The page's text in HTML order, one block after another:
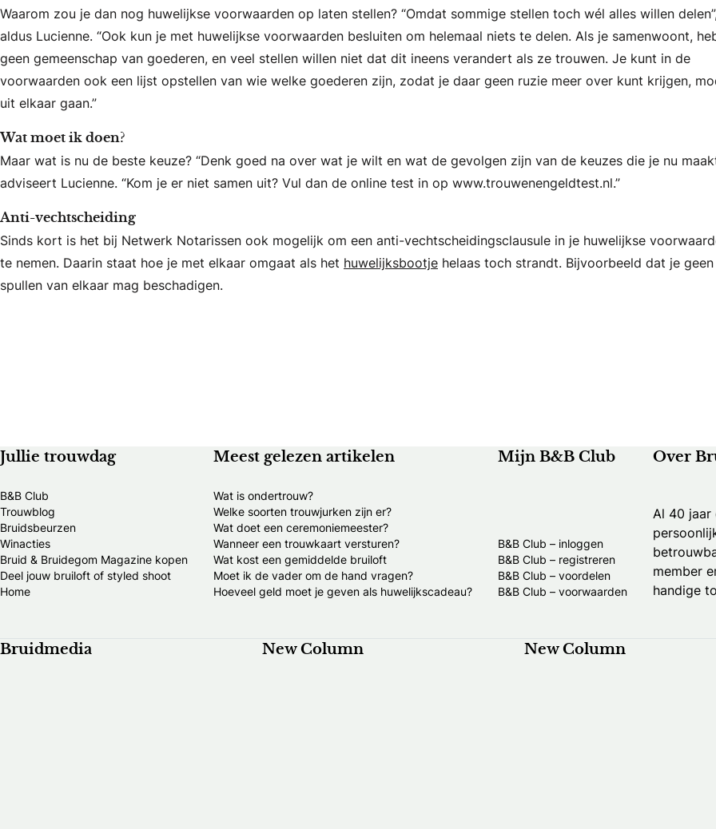
Waarom zou je dan nog huwelijkse voorwaarden op laten stellen? “Omdat sommige stellen toch wél alles willen
aldus Lucienne. “Ook kun je met huwelijkse voorwaarden besluiten om helemaal niets te delen. Als je samenwoont,
geen gemeenschap van goederen, en veel stellen willen niet dat dit ineens verandert als ze trouwen. Je kunt in de
voorwaarden ook een lijst opstellen van wie welke goederen zijn, zodat je daar geen ruzie meer over kunt krijgen,
uit elkaar gaan.”
Wat moet ik doen?
Maar wat is nu de beste keuze? “Denk goed na over wat je wilt en wat de gevolgen zijn van de keuzes die je nu
adviseert Lucienne. “Kom je er niet samen uit? Vul dan de online test in op www.trouwenengeldtest.nl.”
Anti-vechtscheiding
Sinds kort is het bij Netwerk Notarissen ook mogelijk om een anti-vechtscheidingsclausule in je huwelijkse
te nemen. Daarin staat hoe je met elkaar omgaat als het huwelijksbootje helaas toch strandt. Bijvoorbeeld dat je geen
spullen van elkaar mag beschadigen.
Jullie trouwdag
B&B Club
Trouwblog
Bruidsbeurzen
Winacties
Bruid & Bruidegom Magazine kopen
Deel jouw bruiloft of styled shoot
Home
Meest gelezen artikelen
Wat is ondertrouw?
Welke soorten trouwjurken zijn er?
Wat doet een ceremoniemeester?
Wanneer een trouwkaart versturen?
Wat kost een gemiddelde bruiloft
Moet ik de vader om de hand vragen?
Hoeveel geld moet je geven als huwelijkscadeau?
Mijn B&B Club
B&B Club – inloggen
B&B Club – registreren
B&B Club – voordelen
B&B Club – voorwaarden
Over
Al 40 jaar
member
handige
Bruidmedia New Column New Column